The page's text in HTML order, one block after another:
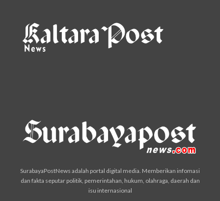
SurabayaPostNews adalah portal digital media. Memberikan infomasi
dan fakta seputar politik, pemerintahan, hukum, olahraga, daerah dan
isu internasional